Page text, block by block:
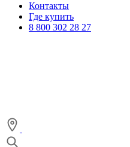
Контакты
Где купить
8 800 302 28 27